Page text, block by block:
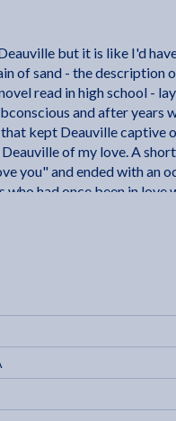
but it is like I'd
of sand - the description
read in high school -
and after years
kept Deauville captive
of my love. A
you" and ended with an
had once been in love